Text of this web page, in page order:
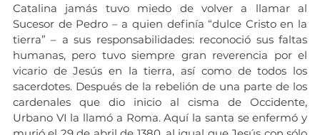
Catalina jamás tuvo miedo de volver a llamar al
Sucesor de Pedro – a quien definía “dulce Cristo en la
tierra” – a sus responsabilidades: reconoció sus faltas
humanas, pero tuvo siempre gran reverencia por el
vicario de Jesús en la tierra, así como de todos los
sacerdotes. Después de la rebelión de una parte de los
cardenales que dio inicio al cisma de Occidente,
Urbano VI la llamó a Roma. Aquí la santa se enfermó y